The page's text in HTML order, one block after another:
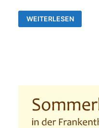
AUSSTELLUNG
VON
WEITERLESEN